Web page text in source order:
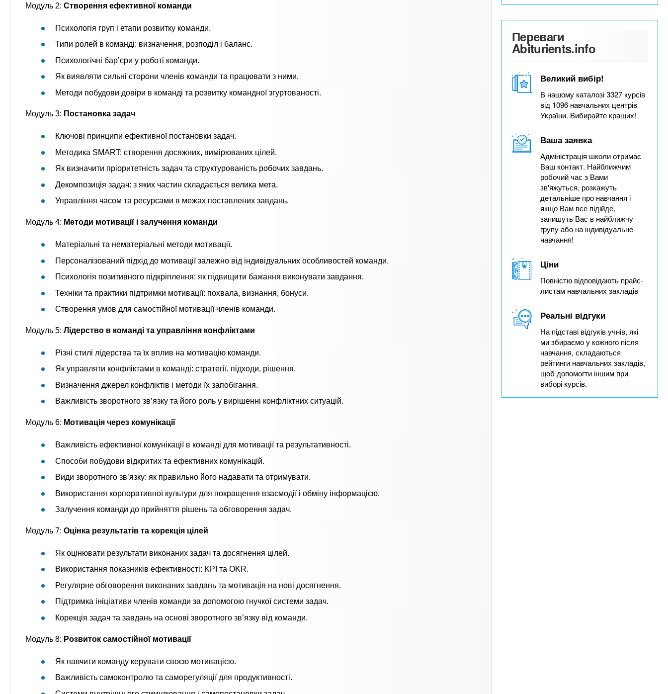
Модуль 2: Створення ефективної команди
Психологія груп і етапи розвитку команди.
Типи ролей в команді: визначення, розподіл і баланс.
Психологічні бар’єри у роботі команди.
Як виявляти сильні сторони членів команди та працювати з ними.
Методи побудови довіри в команді та розвитку командної згуртованості.
Модуль 3: Постановка задач
Ключові принципи ефективної постановки задач.
Методика SMART: створення досяжних, вимірюваних цілей.
Як визначити пріоритетність задач та структурованість робочих завдань.
Декомпозиція задач: з яких частин складається велика мета.
Управління часом та ресурсами в межах поставлених завдань.
Модуль 4: Методи мотивації і залучення команди
Матеріальні та нематеріальні методи мотивації.
Персоналізований підхід до мотивації залежно від індивідуальних особливостей команди.
Психологія позитивного підкріплення: як підвищити бажання виконувати завдання.
Техніки та практики підтримки мотивації: похвала, визнання, бонуси.
Створення умов для самостійної мотивації членів команди.
Модуль 5: Лідерство в команді та управління конфліктами
Різні стилі лідерства та їх вплив на мотивацію команди.
Як управляти конфліктами в команді: стратегії, підходи, рішення.
Визначення джерел конфліктів і методи їх запобігання.
Важливість зворотного зв’язку та його роль у вирішенні конфліктних ситуацій.
Модуль 6: Мотивація через комунікації
Важливість ефективної комунікації в команді для мотивації та результативності.
Способи побудови відкритих та ефективних комунікацій.
Види зворотного зв’язку: як правильно його надавати та отримувати.
Використання корпоративної культури для покращення взаємодії і обміну інформацією.
Залучення команди до прийняття рішень та обговорення задач.
Модуль 7: Оцінка результатів та корекція цілей
Як оцінювати результати виконаних задач та досягнення цілей.
Використання показників ефективності: KPI та OKR.
Регулярне обговорення виконаних завдань та мотивація на нові досягнення.
Підтримка ініціативи членів команди за допомогою гнучкої системи задач.
Корекція задач та завдань на основі зворотного зв’язку від команди.
Модуль 8: Розвиток самостійної мотивації
Як навчити команду керувати своєю мотивацією.
Важливість самоконтролю та саморегуляції для продуктивності.
Переваги
Abiturients.info
Великий вибір!
В нашому каталозі 3327 курсів
від 1096 навчальних центрів
України. Вибирайте кращих!
Ваша заявка
Адміністрація школи отримає
Ваш контакт. Найближчим
робочий час з Вами
зв'яжуться, розкажуть
детальніше про навчання і
якщо Вам все підійде,
запишуть Вас в найближчу
групу або на індивідуальне
навчання!
Ціни
Повністю відповідають прайс-
листам навчальних закладів
Реальні відгуки
На підставі відгуків учнів, які
ми збираємо у кожного після
навчання, складаються
рейтинги навчальних закладів,
щоб допомогти іншим при
виборі курсів.